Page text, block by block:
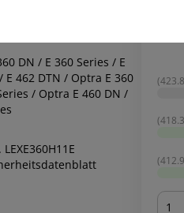
DN / E 360 Series / E
E 462 DTN / Optra E 360
/ Optra E 460 DN /